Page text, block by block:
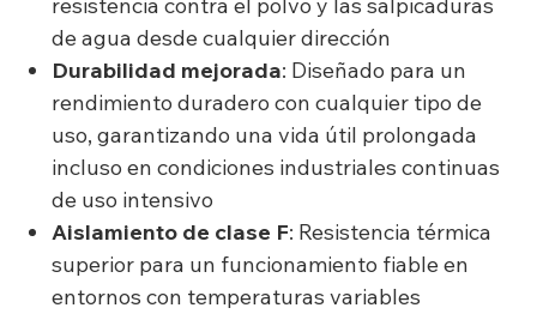
resistencia contra el polvo y las salpicaduras
de agua desde cualquier dirección
Durabilidad mejorada: Diseñado para un
rendimiento duradero con cualquier tipo de
uso, garantizando una vida útil prolongada
incluso en condiciones industriales continuas
de uso intensivo
Aislamiento de clase F: Resistencia térmica
superior para un funcionamiento fiable en
entornos con temperaturas variables